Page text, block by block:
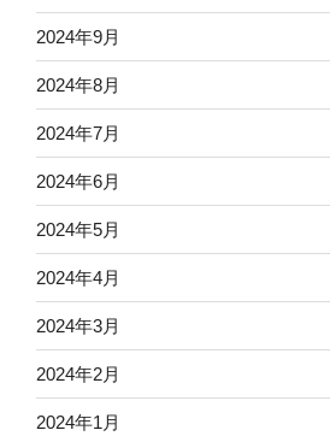
2024年9月
2024年8月
2024年7月
2024年6月
2024年5月
2024年4月
2024年3月
2024年2月
2024年1月